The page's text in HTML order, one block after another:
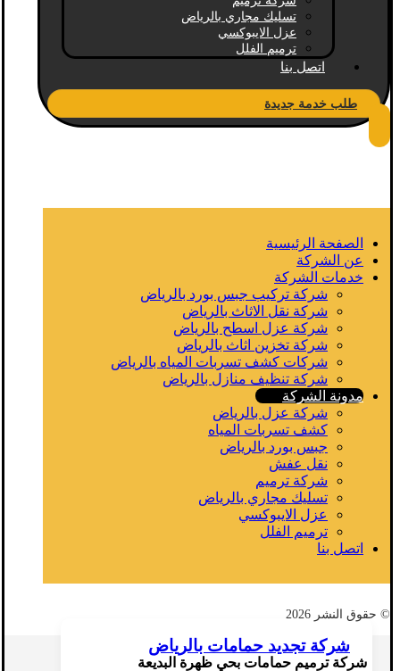
تسليك مجاري بالرياض
عزل الايبوكسي
ترميم الفلل
اتصل بنا
طلب خدمة جديدة
الصفحة الرئيسية
عن الشركة
خدمات الشركة
شركة تركيب جبس بورد بالرياض
شركة نقل الاثاث بالرياض
شركة عزل اسطح بالرياض
شركة تخزين اثاث بالرياض
شركات كشف تسربات المياه بالرياض
شركة تنظيف منازل بالرياض
مدونة الشركة
شركة عزل بالرياض
كشف تسربات المياه
جبس بورد بالرياض
نقل عفش
شركة ترميم
تسليك مجاري بالرياض
عزل الايبوكسي
ترميم الفلل
اتصل بنا
© حقوق النشر 2026
شركة ترميم حمامات بحي ظهرة البديعة
شركة تجديد حمامات بالرياض